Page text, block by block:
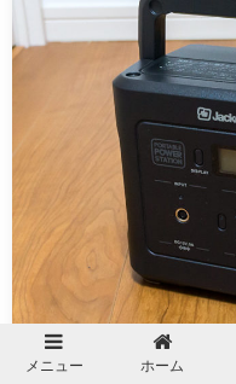
メニュー ホーム